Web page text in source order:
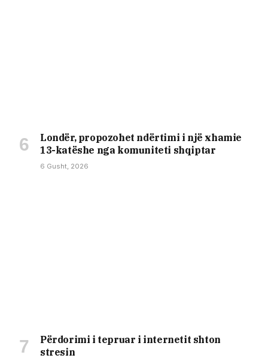
Londër, propozohet ndërtimi i një xhamie
13-katëshe nga komuniteti shqiptar
6 Gusht, 2026
Përdorimi i tepruar i internetit shton
stresin